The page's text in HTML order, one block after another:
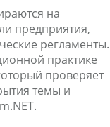
на
предприятия,
регламенты.
практике
проверяет
темы и